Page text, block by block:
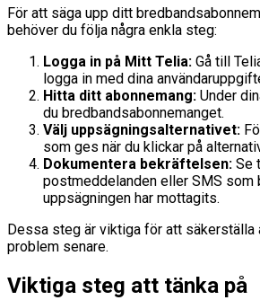
För att säga upp ditt
behöver du följa några enkla steg:
Logga in på Mitt Telia: Gå till
logga in med dina
Hitta ditt abonnemang: Under
du bredbandsabonnemanget.
Välj uppsägningsalternativet:
som ges när du klickar på
Dokumentera bekräftelsen: Se
postmeddelanden eller SMS som
uppsägningen har mottagits.
Dessa steg är viktiga för att säkerställa
problem senare.
Viktiga steg att tänka på